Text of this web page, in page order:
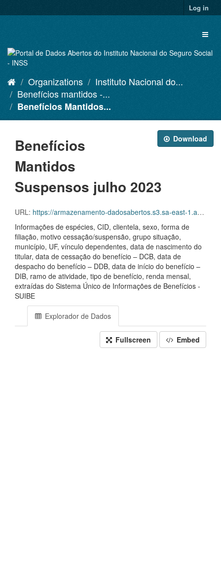
to
Log in
Organizations
Instituto Nacional do...
Benefícios mantidos -...
Benefícios Mantidos...
Download
Benefícios
Mantidos
Suspensos julho 2023
URL: https://armazenamento-dadosabertos.s3.sa-east-1.amazonaws.com/PDA_2023_2025/Grupos_de_dados/Benef%C3%ADcios+mantidos/D.SDA.PDA.004.MANSUSPENSOS.202307.CSV.ZIP
Informações de espécies, CID, clientela, sexo, forma de
filiação, motivo cessação/suspensão, grupo situação,
município, UF, vínculo dependentes, data de nascimento do
titular, data de cessação do benefício – DCB, data de
despacho do benefício – DDB, data de início do benefício –
DIB, ramo de atividade, tipo de benefício, renda mensal,
extraídas do Sistema Único de Informações de Benefícios -
SUIBE
Explorador de Dados
Fullscreen Embed